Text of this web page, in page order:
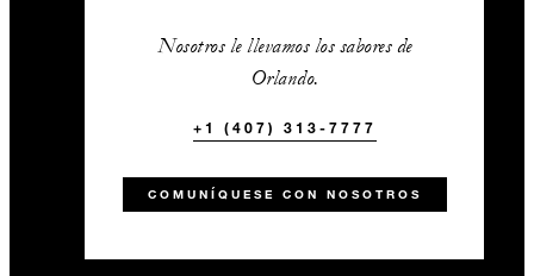
Nosotros le llevamos los sabores de
Orlando.
+1 (407) 313-7777
COMUNÍQUESE CON NOSOTROS